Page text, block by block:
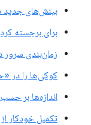
بینش‌های جدید
برای برجسته
زمان‌بندی
کوکی‌ها را در
اندازه‌ها بر
تکمیل خودکار